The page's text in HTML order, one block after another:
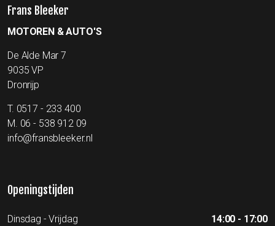
Frans Bleeker
MOTOREN & AUTO'S
De Alde Mar 7
9035 VP
Dronrijp
T. 0517 - 233 400
M. 06 - 538 912 09
info@fransbleeker.nl
Openingstijden
Dinsdag - Vrijdag 14:00 - 17:00